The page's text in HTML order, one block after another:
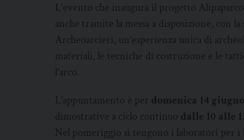
L’evento che inaugura il progetto
anche tramite la messa a disposizione, con
Archeoarcieri, un’esperienza unica di
materiali, le tecniche di costruzione e le
l’arco.
L’appuntamento è per domenica 14
dimostrative a ciclo continuo dalle 10 alle
Nel pomeriggio si tengono i laboratori per